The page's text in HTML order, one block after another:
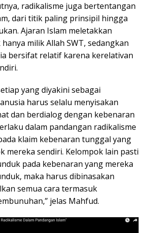
radikalisme juga bertentangan
dari titik paling prinsipil hingga
Ajaran Islam meletakkan
milik Allah SWT, sedangkan
bersifat relatif karena kerelativan
yang diyakini sebagai
harus selalu menyisakan
dan berdialog dengan kebenaran
dalam pandangan radikalisme
klaim kebenaran tunggal yang
mereka sendiri. Kelompok lain pasti
pada kebenaran yang mereka
maka harus dibinasakan
semua cara termasuk
jelas Mahfud.